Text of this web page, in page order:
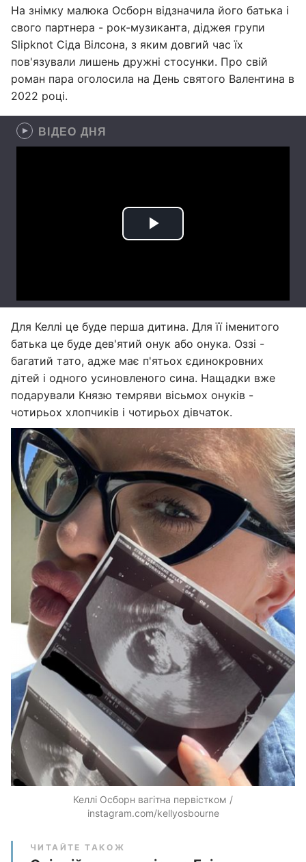
На знімку малюка Осборн відзначила його батька і
свого партнера - рок-музиканта, діджея групи
Slipknot Сіда Вілсона, з яким довгий час їх
пов'язували лишень дружні стосунки. Про свій
роман пара оголосила на День святого Валентина в
2022 році.
ВІДЕО ДНЯ
Для Келлі це буде перша дитина. Для її іменитого
батька це буде дев'ятий онук або онука. Оззі -
багатий тато, адже має п'ятьох єдинокровних
дітей і одного усиновленого сина. Нащадки вже
подарували Князю темряви вісьмох онуків -
чотирьох хлопчиків і чотирьох дівчаток.
Келлі Осборн вагітна первістком /
instagram.com/kellyosbourne
ЧИТАЙТЕ ТАКОЖ